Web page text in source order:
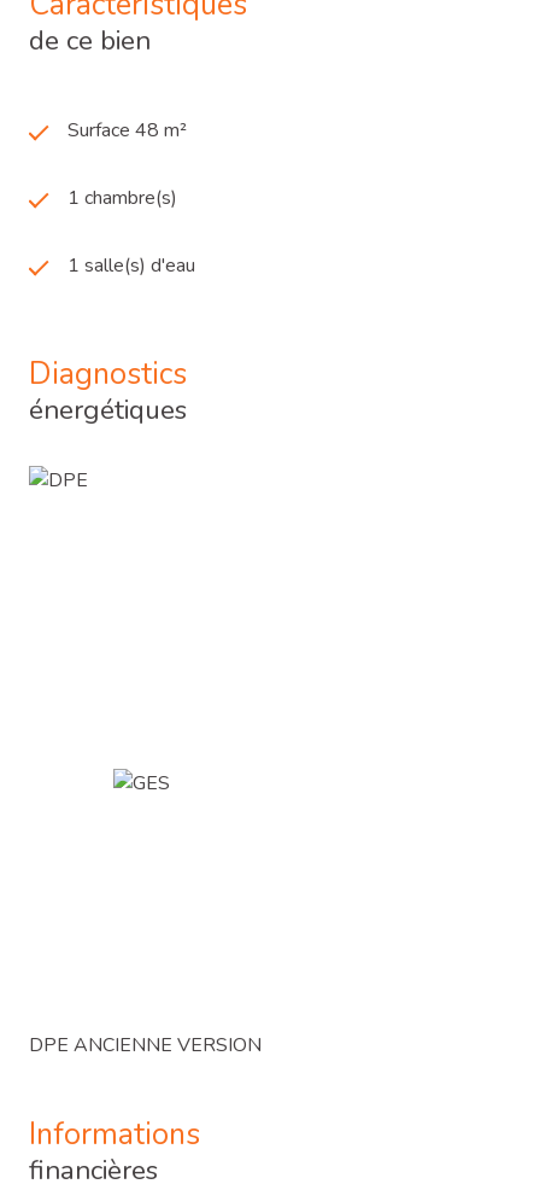
de ce bien
Surface 48 m²
1 chambre(s)
1 salle(s) d'eau
Diagnostics
énergétiques
DPE ANCIENNE VERSION
Informations
financières